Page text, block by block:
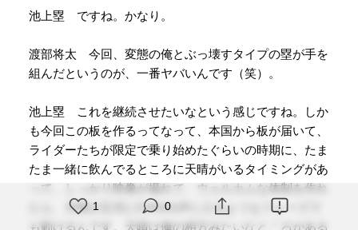
池上塁 ですね。かなり。
渡部将太 今回、変態の俺とぶっ壊すタイプの塁が手を
組んだというのが、一番ヤバいんです（笑）。
池上塁 これを継続させたいなという感じですね。しか
も今回この板を作るってなって、本国から板が届いて、
ライダーたちが限定で乗り始めたぐらいの時期に、たま
たま一緒に飲んでるところに天晴がいるタイミングがあ
って。しっかり映像が撮れて、ウェルカムな体制を作れ
たら、天晴が正式にCHUULIPに入るようなフェーズで
も動けるんです。天晴は俺の相方みたいなところがある
1 0